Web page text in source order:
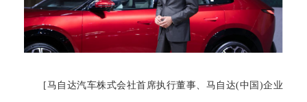
[马自达汽车株式会社首席执行董事、马自达(中国)企业